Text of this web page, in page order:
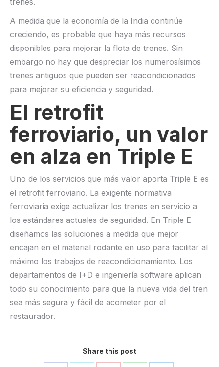
trenes.
A medida que la economía de la India continúe
creciendo, es probable que haya más recursos
disponibles para mejorar la flota de trenes. Sin
embargo no hay que despreciar los numerosísimos
trenes antiguos que pueden ser reacondicionados
para mejorar su eficiencia y seguridad.
El retrofit
ferroviario, un valor
en alza en Triple E
Uno de los servicios que más valor aporta Triple E es
el retrofit ferroviario. La exigente normativa
ferroviaria exige actualizar los trenes en servicio a
los estándares actuales de seguridad. En Triple E
diseñamos las soluciones a medida que mejor
encajan en el material rodante en uso para facilitar al
máximo los trabajos de reacondicionamiento. Los
departamentos de I+D e ingeniería software aplican
todo su conocimiento para que la nueva vida del tren
sea más segura y fácil de acometer por el
restaurador.
Share this post